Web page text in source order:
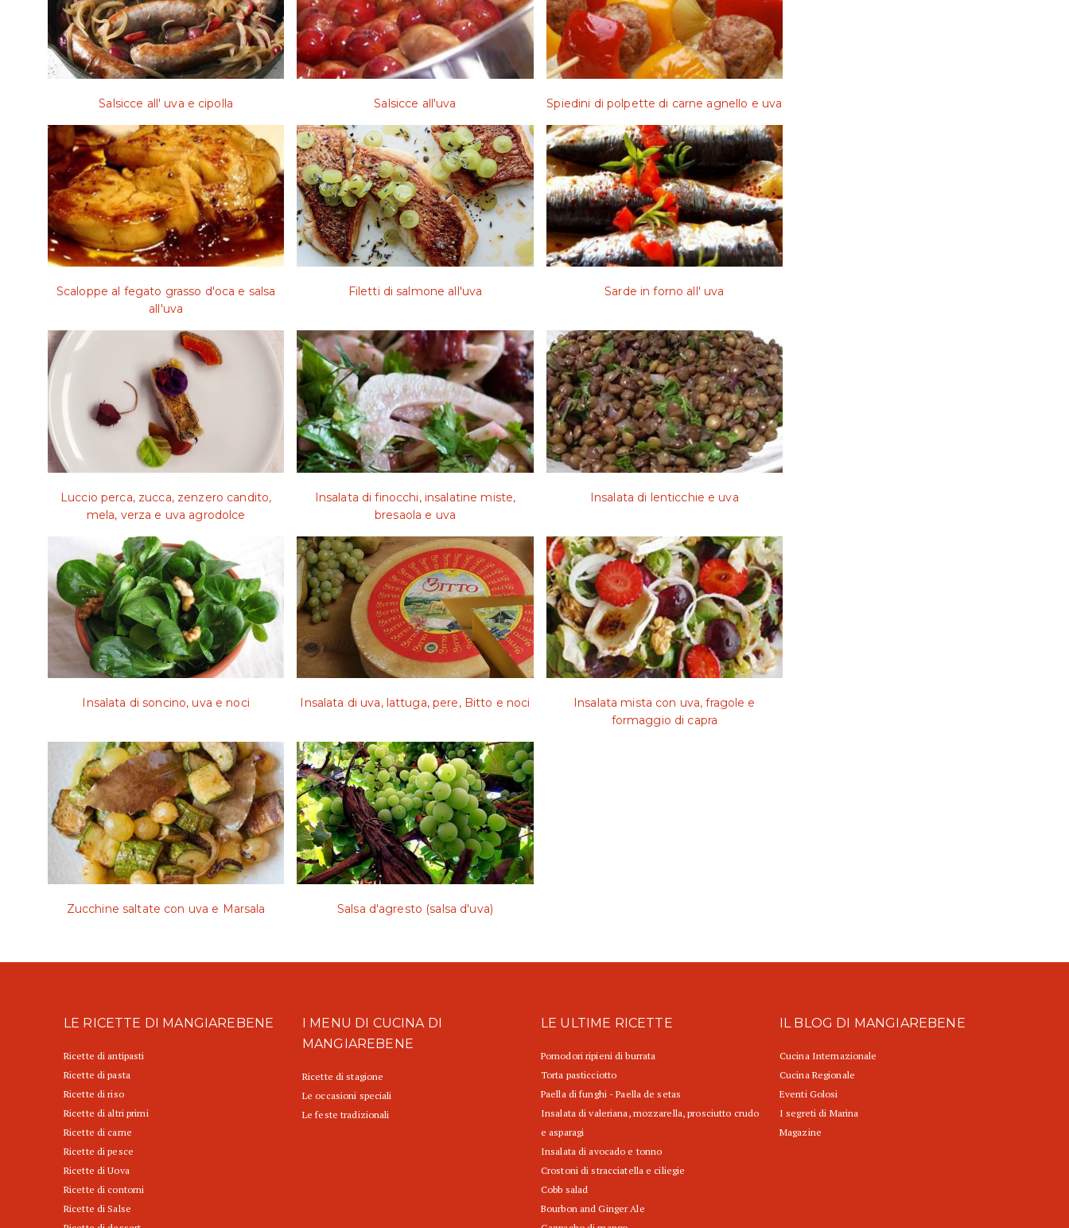
Salsicce all' uva e cipolla Salsicce all'uva Spiedini di polpette di carne agnello e uva
Scaloppe al fegato grasso d'oca e salsa
all'uva
Filetti di salmone all'uva Sarde in forno all' uva
Luccio perca, zucca, zenzero candito,
mela, verza e uva agrodolce
Insalata di finocchi, insalatine miste,
bresaola e uva
Insalata di lenticchie e uva
Insalata di soncino, uva e noci Insalata di uva, lattuga, pere, Bitto e noci
Insalata mista con uva, fragole e
formaggio di capra
Zucchine saltate con uva e Marsala Salsa d'agresto (salsa d'uva)
LE RICETTE DI MANGIAREBENE
Ricette di antipasti
Ricette di pasta
Ricette di riso
Ricette di altri primi
Ricette di carne
Ricette di pesce
Ricette di Uova
Ricette di contorni
Ricette di Salse
I MENU DI CUCINA DI
MANGIAREBENE
Ricette di stagione
Le occasioni speciali
Le feste tradizionali
LE ULTIME RICETTE
Pomodori ripieni di burrata
Torta pasticciotto
Paella di funghi - Paella de setas
Insalata di valeriana, mozzarella, prosciutto crudo
e asparagi
Insalata di avocado e tonno
Crostoni di stracciatella e ciliegie
Cobb salad
Bourbon and Ginger Ale
IL BLOG DI MANGIAREBENE
Cucina Internazionale
Cucina Regionale
Eventi Golosi
I segreti di Marina
Magazine